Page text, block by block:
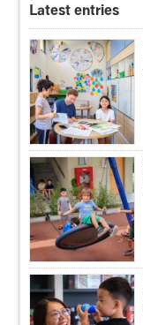
Latest entries